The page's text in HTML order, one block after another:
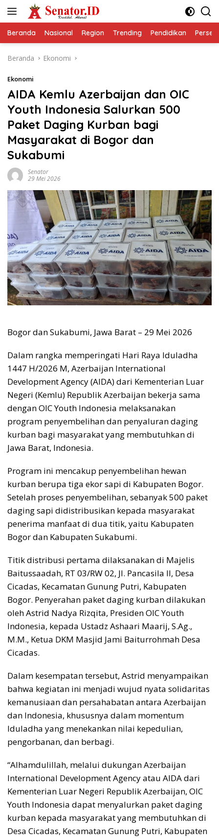
Beranda Nasional Region Trending Pendidikan
Beranda Ekonomi
Ekonomi
AIDA Kemlu Azerbaijan dan OIC
Youth Indonesia Salurkan 500
Paket Daging Kurban bagi
Masyarakat di Bogor dan
Sukabumi
Senator
29 Mei 2026
Bogor dan Sukabumi, Jawa Barat – 29 Mei 2026
Dalam rangka memperingati Hari Raya Iduladha
1447 H/2026 M, Azerbaijan International
Development Agency (AIDA) dari Kementerian Luar
Negeri (Kemlu) Republik Azerbaijan bekerja sama
dengan OIC Youth Indonesia melaksanakan
program penyembelihan dan penyaluran daging
kurban bagi masyarakat yang membutuhkan di
Jawa Barat, Indonesia.
Program ini mencakup penyembelihan hewan
kurban berupa tiga ekor sapi di Kabupaten Bogor.
Setelah proses penyembelihan, sebanyak 500 paket
daging sapi didistribusikan kepada masyarakat
penerima manfaat di dua titik, yaitu Kabupaten
Bogor dan Kabupaten Sukabumi.
Titik distribusi pertama dilaksanakan di Majelis
Baitussaadah, RT 03/RW 02, Jl. Pancasila II, Desa
Cicadas, Kecamatan Gunung Putri, Kabupaten
Bogor. Penyerahan paket daging kurban dilakukan
oleh Astrid Nadya Rizqita, Presiden OIC Youth
Indonesia, kepada Ustadz Ashaari Maarij, S.Ag.,
M.M., Ketua DKM Masjid Jami Baiturrohmah Desa
Cicadas.
Dalam kesempatan tersebut, Astrid menyampaikan
bahwa kegiatan ini menjadi wujud nyata solidaritas
kemanusiaan dan persahabatan antara Azerbaijan
dan Indonesia, khususnya dalam momentum
Iduladha yang menekankan nilai kepedulian,
pengorbanan, dan berbagi.
“Alhamdulillah, melalui dukungan Azerbaijan
International Development Agency atau AIDA dari
Kementerian Luar Negeri Republik Azerbaijan, OIC
Youth Indonesia dapat menyalurkan paket daging
kurban kepada masyarakat yang membutuhkan di
Desa Cicadas, Kecamatan Gunung Putri, Kabupaten